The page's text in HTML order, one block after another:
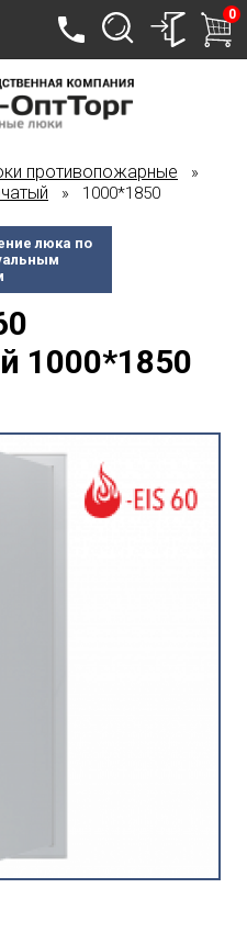
0
противопожарные »
» 1000*1850
люка по
1000*1850